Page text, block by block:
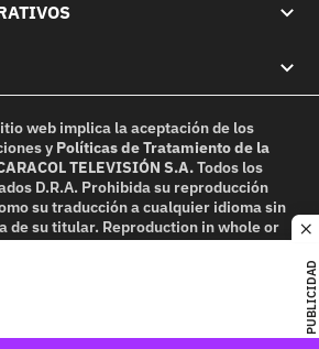
PUBLICIDAD
web implica la aceptación de los
y Políticas de Tratamiento de la
TELEVISIÓN S.A.Todos los
D.R.A. Prohibida su reproducción
su traducción a cualquier idioma sin
de su titular. Reproduction in whole or
without written permission is